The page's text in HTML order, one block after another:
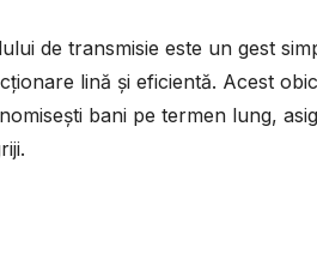
de transmisie este un gest
lină și eficientă. Acest
bani pe termen lung,